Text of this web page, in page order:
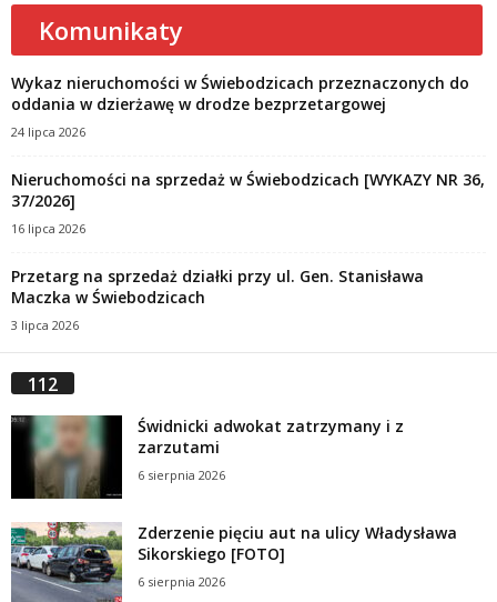
Komunikaty
Wykaz nieruchomości w Świebodzicach przeznaczonych do
oddania w dzierżawę w drodze bezprzetargowej
24 lipca 2026
Nieruchomości na sprzedaż w Świebodzicach [WYKAZY NR 36,
37/2026]
16 lipca 2026
Przetarg na sprzedaż działki przy ul. Gen. Stanisława
Maczka w Świebodzicach
3 lipca 2026
112
Świdnicki adwokat zatrzymany i z
zarzutami
6 sierpnia 2026
Zderzenie pięciu aut na ulicy Władysława
Sikorskiego [FOTO]
6 sierpnia 2026